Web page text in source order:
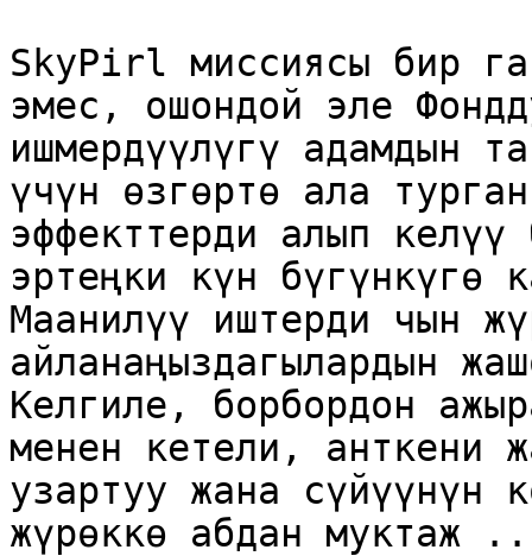
SkyPirl миссиясы бир
эмес, ошондой эле
ишмердүүлүгү адамдын
үчүн өзгөртө ала
эффекттерди алып
эртеңки күн бүгүнкүгө
Маанилүү иштерди чын
айланаңыздагылардын
Келгиле, борбордон
менен кетели, анткени
узартуу жана сүйүүнүн
жүрөккө абдан муктаж